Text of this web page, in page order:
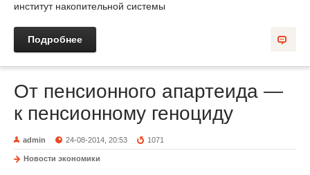
институт накопительной системы
Подробнее
От пенсионного апартеида —
к пенсионному геноциду
admin 24-08-2014, 20:53 1071
Новости экономики